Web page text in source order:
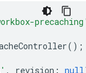
();
, revision : null